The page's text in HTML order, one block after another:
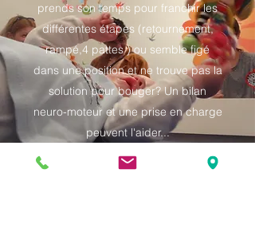
prends son temps pour franchir les
différentes étapes (retournement,
rampé,4 pattes ) ou semble figé
dans une position et ne trouve pas la
solution pour bouger? Un bilan
neuro-moteur et une prise en charge
peuvent l'aider...